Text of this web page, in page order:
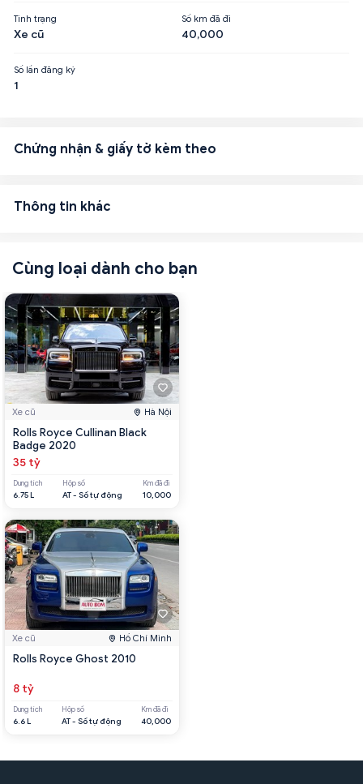
Tình trạng
Xe cũ
Số km đã đi
40,000
Số lần đăng ký
1
Chứng nhận & giấy tờ kèm theo
Thông tin khác
Cùng loại dành cho bạn
Xe cũ Hà Nội
Rolls Royce Cullinan Black
Badge 2020
35 tỷ
Dung tích
6.75 L
Hộp số
AT - Số tự động
Km đã đi
10,000
Xe cũ Hồ Chí Minh
Rolls Royce Ghost 2010
8 tỷ
Dung tích
6.6 L
Hộp số
AT - Số tự động
Km đã đi
40,000